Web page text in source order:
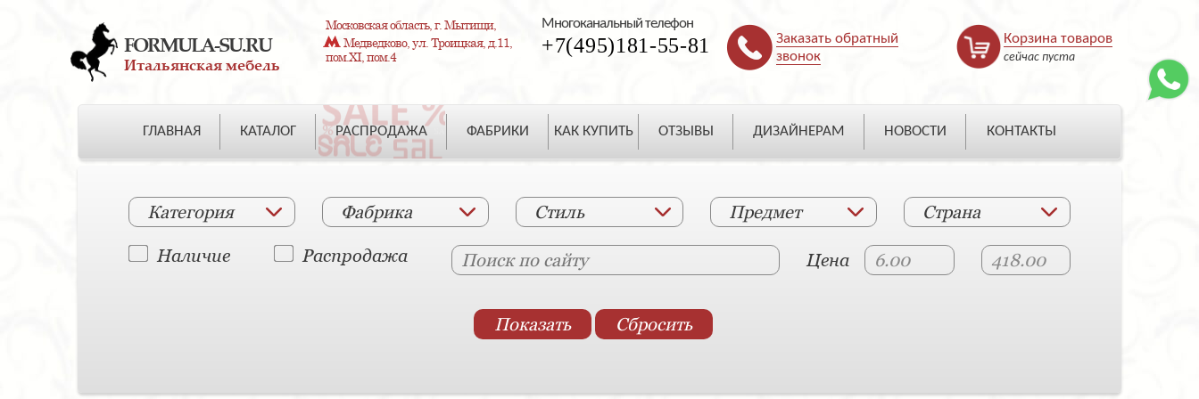
FORMULA-SU.RU
Итальянская мебель
Московская область, г. Мытищи,
Медведково, ул. Троицкая, д.11,
пом.XI, пом.4
Многоканальный телефон
+7(495)181-55-81
Заказать обратный
звонок
Корзина товаров
сейчас пуста
ГЛАВНАЯ КАТАЛОГ РАСПРОДАЖА ФАБРИКИ КАК КУПИТЬ ОТЗЫВЫ ДИЗАЙНЕРАМ НОВОСТИ КОНТАКТЫ
Категория Фабрика Стиль Предмет Страна
Наличие Распродажа Цена